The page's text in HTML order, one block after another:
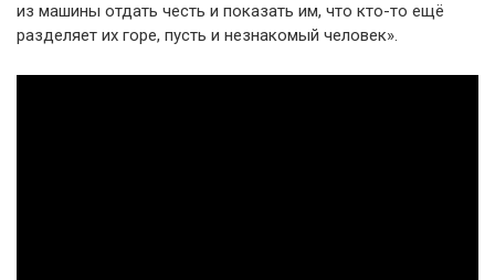
из машины отдать честь и показать им, что кто-то ещё
разделяет их горе, пусть и незнакомый человек».